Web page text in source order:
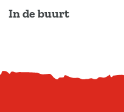
In de buurt